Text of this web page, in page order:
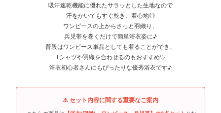
吸汗速乾機能に優れたサラッとした生地なので
汗をかいてもすぐ乾き、着心地◎
ワンピースの上からさっと羽織り、
兵児帯を巻くだけで簡単浴衣姿に♪
普段はワンピース単品としても着ることができ、
Tシャツや羽織を合わせるのもおすすめ♡
浴衣初心者さんにもぴったりな優秀浴衣です♪
⚠️ セット内容に関する重要なご案内